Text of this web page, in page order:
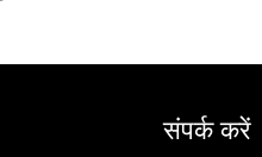
संपर्क करें